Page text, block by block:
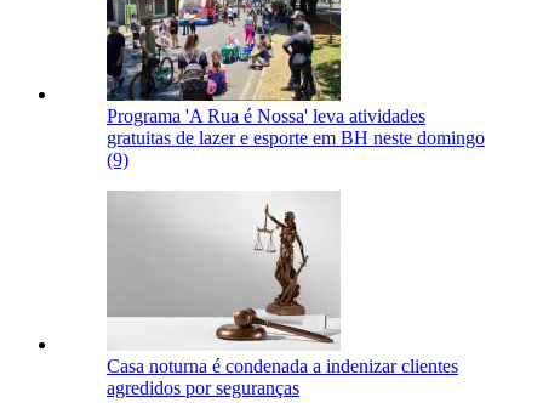
Programa 'A Rua é Nossa' leva atividades
gratuitas de lazer e esporte em BH neste domingo
(9)
Casa noturna é condenada a indenizar clientes
agredidos por seguranças